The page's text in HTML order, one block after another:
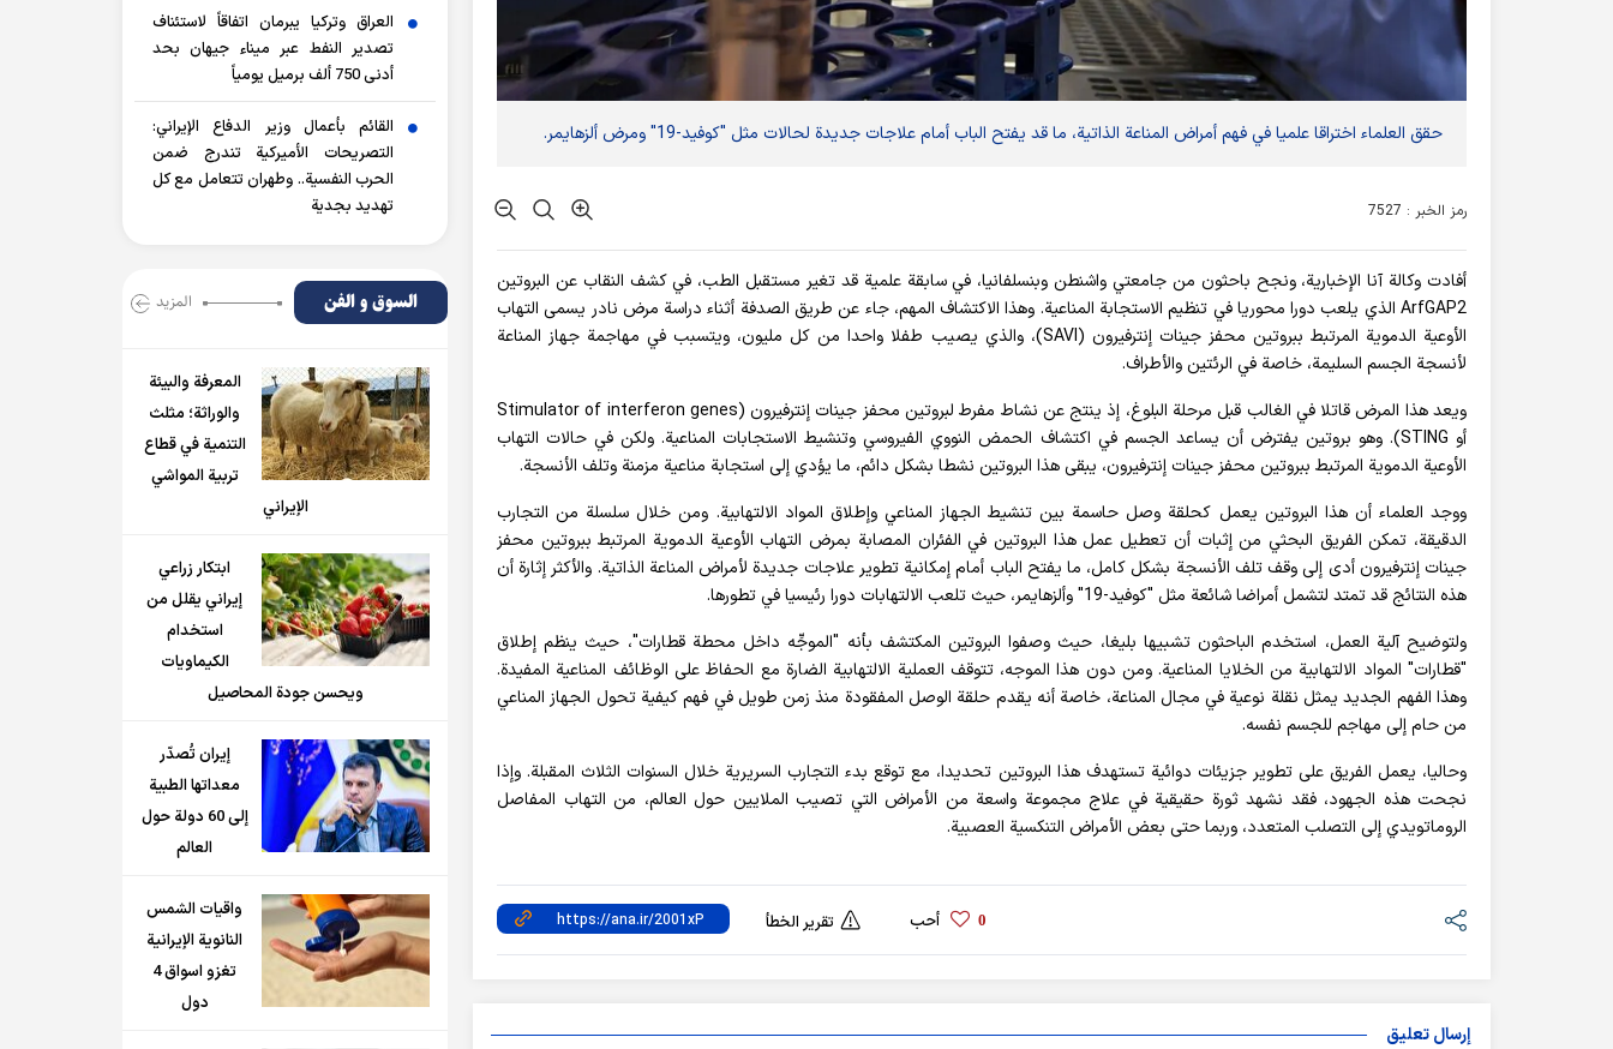
حقق العلماء اختراقا علميا في فهم أمراض المناعة الذاتية، ما قد يفتح الباب أمام علاجات جديدة لحالات مثل "كوفيد-19" ومرض ألزهايمر.
رمز الخبر : 7527
أفادت وکالة آنا الإخباریة، ونجح باحثون من جامعتي واشنطن وبنسلفانيا، في سابقة علمية قد تغير مستقبل الطب، في كشف النقاب عن البروتين
ArfGAP2 الذي يلعب دورا محوريا في تنظيم الاستجابة المناعية. وهذا الاكتشاف المهم، جاء عن طريق الصدفة أثناء دراسة مرض نادر يسمى التهاب
الأوعية الدموية المرتبط ببروتين محفز جينات إنترفيرون (SAVI)، والذي يصيب طفلا واحدا من كل مليون، ويتسبب في مهاجمة جهاز المناعة
لأنسجة الجسم السليمة، خاصة في الرئتين والأطراف.
ويعد هذا المرض قاتلا في الغالب قبل مرحلة البلوغ، إذ ينتج عن نشاط مفرط لبروتين محفز جينات إنترفيرون (Stimulator of interferon genes
أو STING). وهو بروتين يفترض أن يساعد الجسم في اكتشاف الحمض النووي الفيروسي وتنشيط الاستجابات المناعية. ولكن في حالات التهاب
الأوعية الدموية المرتبط ببروتين محفز جينات إنترفيرون، يبقى هذا البروتين نشطا بشكل دائم، ما يؤدي إلى استجابة مناعية مزمنة وتلف الأنسجة.
ووجد العلماء أن هذا البروتين يعمل كحلقة وصل حاسمة بين تنشيط الجهاز المناعي وإطلاق المواد الالتهابية. ومن خلال سلسلة من التجارب
الدقيقة، تمكن الفريق البحثي من إثبات أن تعطيل عمل هذا البروتين في الفئران المصابة بمرض التهاب الأوعية الدموية المرتبط ببروتين محفز
جينات إنترفيرون أدى إلى وقف تلف الأنسجة بشكل كامل، ما يفتح الباب أمام إمكانية تطوير علاجات جديدة لأمراض المناعة الذاتية. والأكثر إثارة أن
هذه النتائج قد تمتد لتشمل أمراضا شائعة مثل "كوفيد-19" وألزهايمر، حيث تلعب الالتهابات دورا رئيسيا في تطورها.
ولتوضيح آلية العمل، استخدم الباحثون تشبيها بليغا، حيث وصفوا البروتين المكتشف بأنه "الموجِّه داخل محطة قطارات"، حيث ينظم إطلاق
"قطارات" المواد الالتهابية من الخلايا المناعية. ومن دون هذا الموجه، تتوقف العملية الالتهابية الضارة مع الحفاظ على الوظائف المناعية المفيدة.
وهذا الفهم الجديد يمثل نقلة نوعية في مجال المناعة، خاصة أنه يقدم حلقة الوصل المفقودة منذ زمن طويل في فهم كيفية تحول الجهاز المناعي
من حام إلى مهاجم للجسم نفسه.
وحاليا، يعمل الفريق على تطوير جزيئات دوائية تستهدف هذا البروتين تحديدا، مع توقع بدء التجارب السريرية خلال السنوات الثلاث المقبلة. وإذا
نجحت هذه الجهود، فقد نشهد ثورة حقيقية في علاج مجموعة واسعة من الأمراض التي تصيب الملايين حول العالم، من التهاب المفاصل
الروماتويدي إلى التصلب المتعدد، وربما حتى بعض الأمراض التنكسية العصبية.
0 أحب تقرير الخطأ
إرسال تعليق
العراق وتركيا يبرمان اتفاقاً لاستئناف
تصدير النفط عبر ميناء جيهان بحد
أدنى 750 ألف برميل يومياً
القائم بأعمال وزير الدفاع الإيراني:
التصريحات الأميركية تندرج ضمن
الحرب النفسية.. وطهران تتعامل مع كل
تهديد بجدية
السوق و الفن المزید
المعرفة والبيئة
والوراثة؛ مثلث
التنمية في قطاع
تربية المواشي
الإيراني
ابتكار زراعي
إيراني يقلل من
استخدام
الكيماويات
ويحسن جودة المحاصيل
إيران تُصدّر
معداتها الطبية
إلى 60 دولة حول
العالم
واقيات الشمس
النانوية الإيرانية
تغزو اسواق 4
دول